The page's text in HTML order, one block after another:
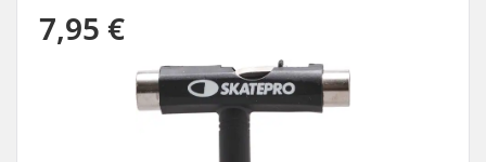
7,95 €